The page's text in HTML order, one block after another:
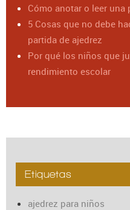
Cómo anotar o leer una
5 Cosas que no debe
partida de ajedrez
Por qué los niños que
rendimiento escolar
Etiquetas
ajedrez para niños